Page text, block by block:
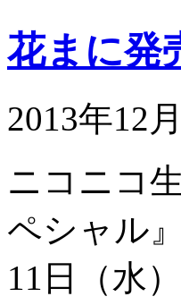
花まに発
2013年12
ニコニコ
ペシャル
11日（水